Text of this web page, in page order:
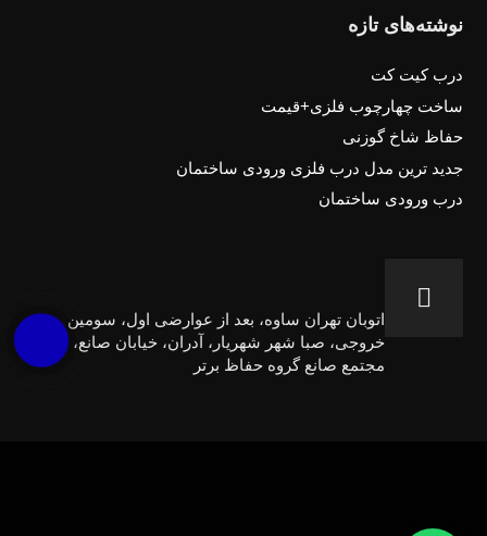
نوشته‌های تازه
درب کیت کت
ساخت چهارچوب فلزی+قیمت
حفاظ شاخ گوزنی
جدید ترین مدل درب فلزی ورودی ساختمان
درب ورودی ساختمان
اتوبان تهران ساوه، بعد از عوارضی اول، سومین
خروجی، صبا شهر شهریار، آدران، خیابان صانع،
مجتمع صانع گروه حفاظ برتر